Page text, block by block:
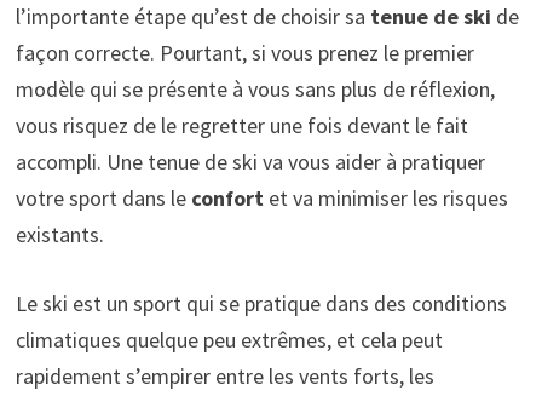
l’importante étape qu’est de choisir sa tenue de ski de
façon correcte. Pourtant, si vous prenez le premier
modèle qui se présente à vous sans plus de réflexion,
vous risquez de le regretter une fois devant le fait
accompli. Une tenue de ski va vous aider à pratiquer
votre sport dans leconfort et va minimiser les risques
existants.
Le ski est un sport qui se pratique dans des conditions
climatiques quelque peu extrêmes, et cela peut
rapidement s’empirer entre les vents forts, les